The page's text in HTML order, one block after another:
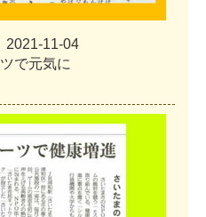
2021-11-04
ツで元気に